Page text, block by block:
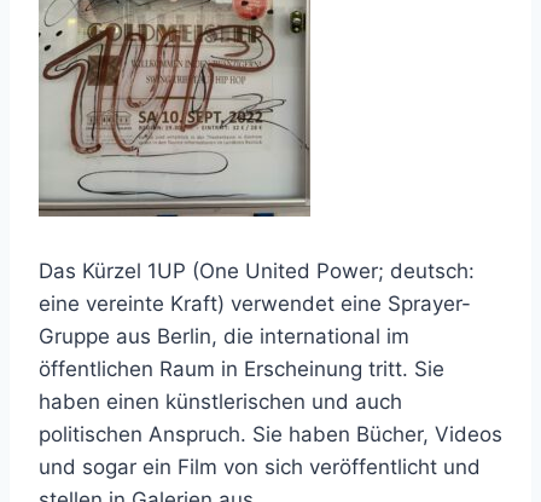
Das Kürzel 1UP (One United Power; deutsch:
eine vereinte Kraft) verwendet eine Sprayer-
Gruppe aus Berlin, die international im
öffentlichen Raum in Erscheinung tritt. Sie
haben einen künstlerischen und auch
politischen Anspruch. Sie haben Bücher, Videos
und sogar ein Film von sich veröffentlicht und